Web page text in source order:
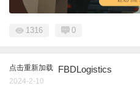
1316 0
点击重新加载 FBDLogistics
2024-2-10